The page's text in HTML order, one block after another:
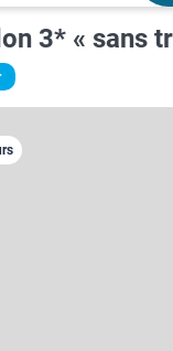
3* « sans